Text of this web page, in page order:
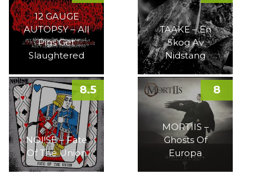
12 GAUGE
AUTOPSY – All
Pigs Get
Slaughtered
TAAKE – En
Skog Av
Nidstang
NOI!SE – Fate
Of The Union
8.5
MORTIIS –
Ghosts Of
Europa
8